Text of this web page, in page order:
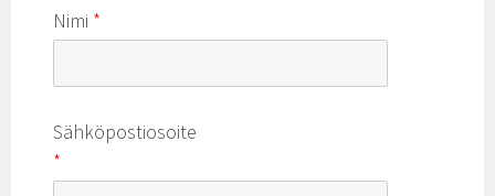
Nimi *
Sähköpostiosoite
*